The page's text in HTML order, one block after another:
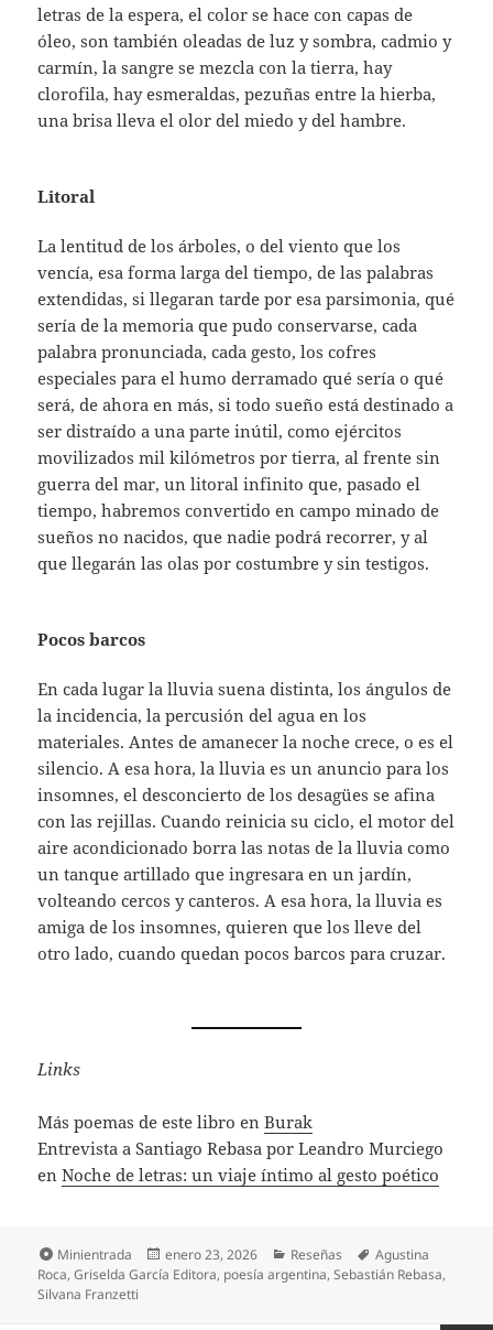
letras de la espera, el color se hace con capas de
óleo, son también oleadas de luz y sombra, cadmio y
carmín, la sangre se mezcla con la tierra, hay
clorofila, hay esmeraldas, pezuñas entre la hierba,
una brisa lleva el olor del miedo y del hambre.
Litoral
La lentitud de los árboles, o del viento que los
vencía, esa forma larga del tiempo, de las palabras
extendidas, si llegaran tarde por esa parsimonia, qué
sería de la memoria que pudo conservarse, cada
palabra pronunciada, cada gesto, los cofres
especiales para el humo derramado qué sería o qué
será, de ahora en más, si todo sueño está destinado a
ser distraído a una parte inútil, como ejércitos
movilizados mil kilómetros por tierra, al frente sin
guerra del mar, un litoral infinito que, pasado el
tiempo, habremos convertido en campo minado de
sueños no nacidos, que nadie podrá recorrer, y al
que llegarán las olas por costumbre y sin testigos.
Pocos barcos
En cada lugar la lluvia suena distinta, los ángulos de
la incidencia, la percusión del agua en los
materiales. Antes de amanecer la noche crece, o es el
silencio. A esa hora, la lluvia es un anuncio para los
insomnes, el desconcierto de los desagües se afina
con las rejillas. Cuando reinicia su ciclo, el motor del
aire acondicionado borra las notas de la lluvia como
un tanque artillado que ingresara en un jardín,
volteando cercos y canteros. A esa hora, la lluvia es
amiga de los insomnes, quieren que los lleve del
otro lado, cuando quedan pocos barcos para cruzar.
Links
Más poemas de este libro enBurak
Entrevista a Santiago Rebasa por Leandro Murciego
enNoche de letras: un viaje íntimo al gesto poético
Formato
Minientrada
Publicado
el
enero 23, 2026 Categorías
Reseñas Etiquetas
Agustina
Roca,Griselda García Editora, poesía argentina,Sebastián Rebasa,
Silvana Franzetti